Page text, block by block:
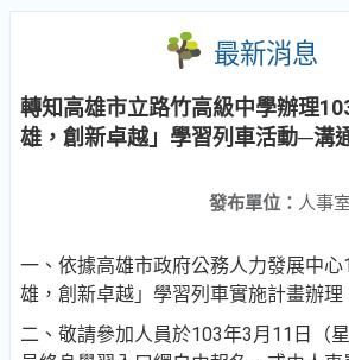
最新消息
轉知高雄市立路竹高級中學辦理
雄，創新卓越」學習列車活動─溝
發布單位： 人事室
一、依據高雄市政府公務人力發展中
雄， 創新卓越」學習列車實施計畫辦理
二、敬請參加人員於103年3月11日（